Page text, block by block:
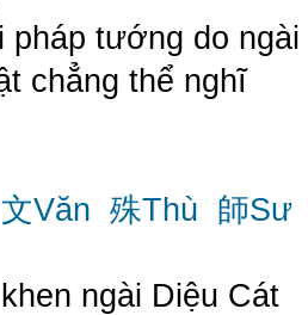
pháp tướng do ngài
chẳng thể nghĩ
文Văn 殊Thù 師Sư
ngài Diệu Cát